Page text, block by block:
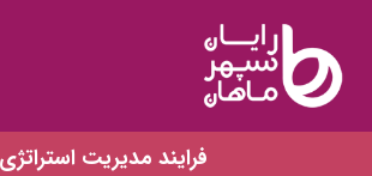
فرايند مديريت استراتژي